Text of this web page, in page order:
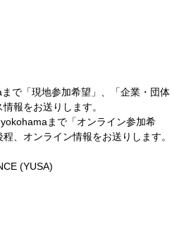
で「現地参加希望」、「企業・団体
報をお送りします。
まで「オンライン参加希
、オンライン情報をお送りします。
(YUSA)